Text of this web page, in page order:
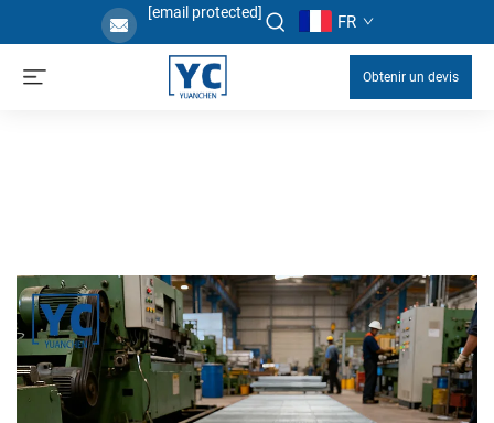
[email protected] FR
Obtenir un devis